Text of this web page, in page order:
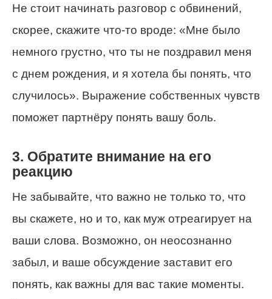
Не стоит начинать разговор с обвинений,
скорее, скажите что-то вроде: «Мне было
немного грустно, что ты не поздравил меня
с днем рождения, и я хотела бы понять, что
случилось». Выражение собственных чувств
поможет партнёру понять вашу боль.
3. Обратите внимание на его
реакцию
Не забывайте, что важно не только то, что
вы скажете, но и то, как муж отреагирует на
ваши слова. Возможно, он неосознанно
забыл, и ваше обсуждение заставит его
понять, как важны для вас такие моменты.